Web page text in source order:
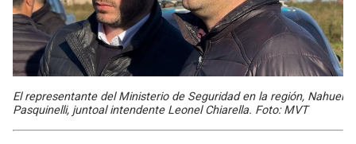
El representante del Ministerio de Seguridad en la región, Nahuel
Pasquinelli, juntoal intendente Leonel Chiarella. Foto: MVT